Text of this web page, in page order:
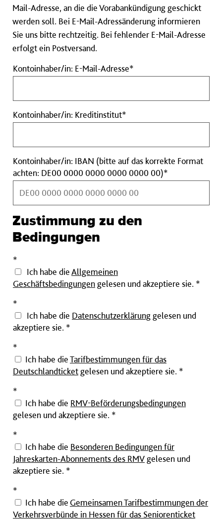
Mail-Adresse, an die die Vorabankündigung geschickt
werden soll. Bei E-Mail-Adressänderung informieren
Sie uns bitte rechtzeitig. Bei fehlender E-Mail-Adresse
erfolgt ein Postversand.
Kontoinhaber/in: E-Mail-Adresse*
E-
Adresse
Kontoinhaber/in: Kreditinstitut*
Kreditinstitut
Kontoinhaber/in: IBAN (bitte auf das korrekte Format
achten: DE00 0000 0000 0000 0000 00)*
IBAN
auf
0000
0000
Zustimmung zu den
Bedingungen
*
Ich habe dieAllgemeinen
Geschäftsbedingungen gelesen und akzeptiere sie. *
*
Ich habe die Datenschutzerklärung gelesen und
akzeptiere sie. *
*
Ich habe dieTarifbestimmungen für das
Deutschlandticket gelesen und akzeptiere sie. *
*
Ich habe die RMV-Beförderungsbedingungen
gelesen und akzeptiere sie. *
*
Ich habe die Besonderen Bedingungen für
Jahreskarten-Abonnements des RMV gelesen und
akzeptiere sie. *
*
Ich habe die Gemeinsamen Tarifbestimmungen der
Verkehrsverbünde in Hessen für das Seniorenticket